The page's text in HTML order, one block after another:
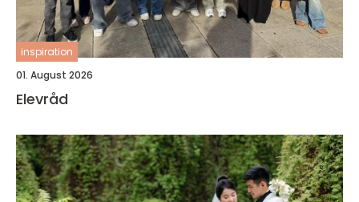
inspiration
01. August 2026
Elevråd